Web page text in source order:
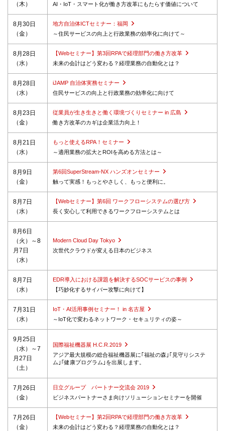
（木）
AI・IoT・スマート化が働き方改革にもたらす価値について
8月30日
（金）
地方自治体ICTセミナー：福岡
～住民サービスの向上と行政業務の効率化に向けて～
8月28日
（水）
【Webセミナー】第3回RPAで経理部門の働き方改革
未来の会計はどう変わる？経理業務の自動化とは？
8月28日
（水）
iJAMP 自治体実務セミナー
住民サービスの向上と行政業務の効率化に向けて
8月23日
（金）
従業員が生き生きと働く環境づくりセミナー in 広島
働き方改革のカギは企業活力向上！
8月21日
（水）
もっと使えるRPA！セミナー
～適用業務の拡大とROIを高める方法とは～
8月9日
（金）
第6回SuperStream-NX ハンズオンセミナー
触って実感！もっとやさしく、もっと便利に。
8月7日
（水）
【Webセミナー】第6回 ワークフローシステムの選び方
長く安心して利用できるワークフローシステムとは
8月6日
（火）～8
月7日
（水）
Modern Cloud Day Tokyo
次世代クラウドが変える日本のビジネス
8月7日
（水）
EDR導入における課題を解決するSOCサービスの事例
【巧妙化するサイバー攻撃に向けて】
7月31日
（水）
IoT・AI活用事例セミナー！ in 名古屋
～IoT化で変わるネットワーク・セキュリティの姿～
9月25日
（水）～7
月27日
（土）
国際福祉機器展 H.C.R.2019
アジア最大規模の総合福祉機器展に｢福祉の森｣｢見守りシステ
ム｣｢健康プログラム｣を出展します。
7月26日
（金）
日立グループ パートナー交流会 2019
ビジネスパートナーさま向けソリューションセミナーを開催
7月26日
（金）
【Webセミナー】第2回RPAで経理部門の働き方改革
未来の会計はどう変わる？経理業務の自動化とは？